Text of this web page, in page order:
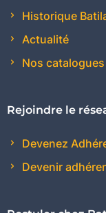
Historique
Actualité
Nos catalogues
Rejoindre le
Devenez
Devenir